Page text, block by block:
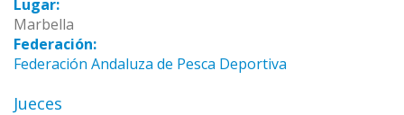
Lugar:
Marbella
Federación:
Federación Andaluza de Pesca Deportiva
Jueces